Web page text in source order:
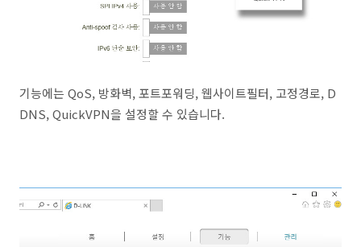
기능에는 QoS, 방화벽, 포트포워딩, 웹사이트필터, 고정경로, D
DNS, QuickVPN을 설정할 수 있습니다.